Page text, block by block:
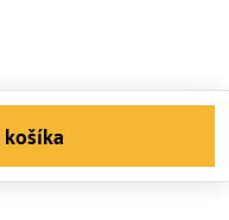
košíka